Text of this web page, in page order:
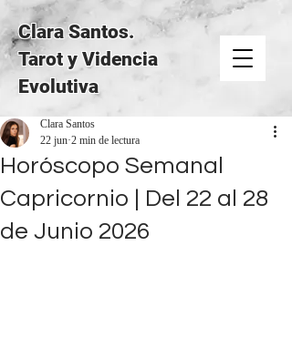
Clara Santos.
Tarot y Videncia
Evolutiva
Horóscopo Semanal
Capricornio | Del 22 al 28
de Junio 2026
Clara Santos
22 jun2 min de lectura